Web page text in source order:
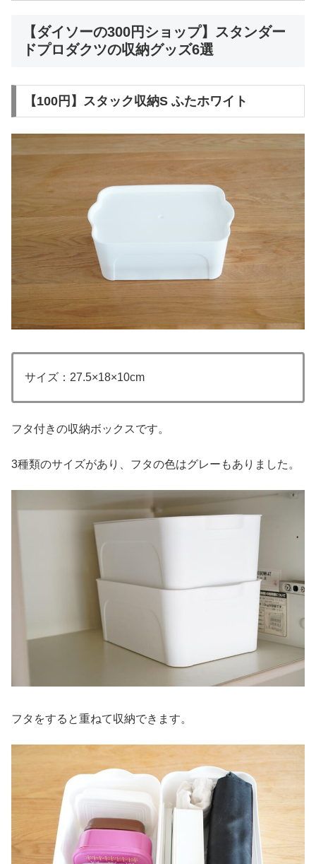
【ダイソーの300円ショップ】スタンダー
ドプロダクツの収納グッズ6選
【100円】スタック収納S ふたホワイト
サイズ：27.5×18×10cm
フタ付きの収納ボックスです。
3種類のサイズがあり、フタの色はグレーもありました。
フタをすると重ねて収納できます。